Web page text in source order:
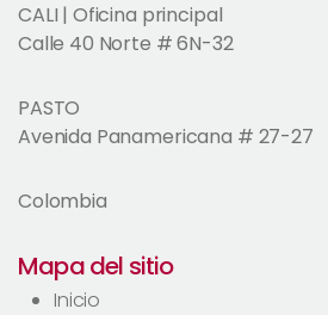
CALI | Oficina principal
Calle 40 Norte # 6N-32
PASTO
Avenida Panamericana # 27-27
Colombia
Mapa del sitio
Inicio